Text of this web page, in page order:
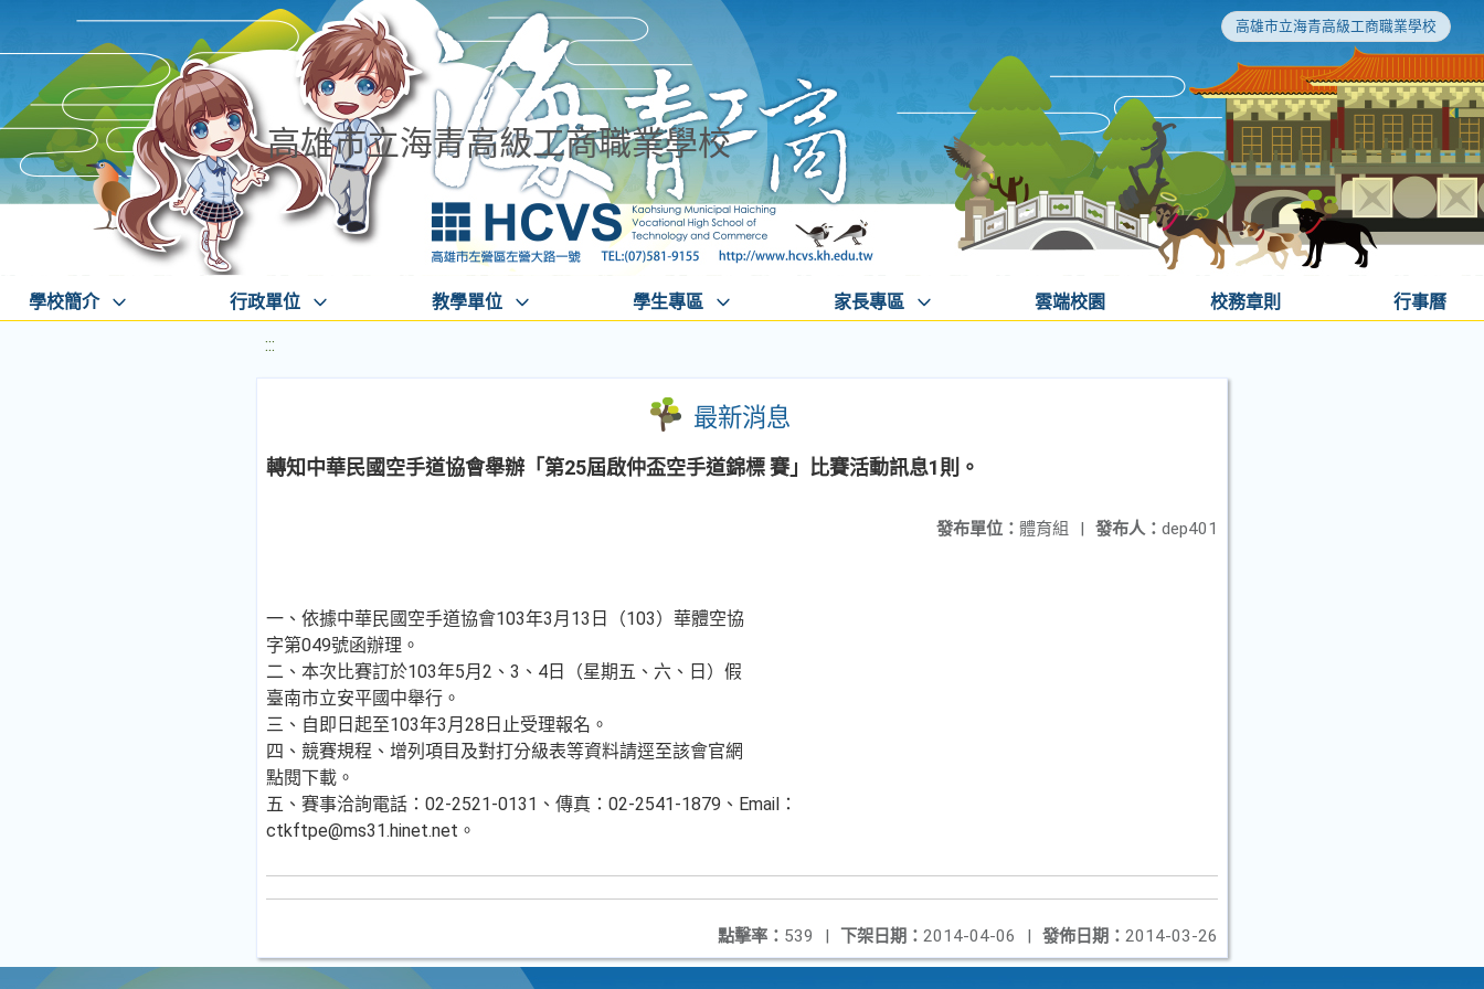
高雄市立海青高級工商職業學校
高雄市立海青高級工商職業學校
學校簡介 行政單位 教學單位 學生專區 家長專區 雲端校園 校務章則 行事曆
:::
最新消息
轉知中華民國空手道協會舉辦「第25屆啟仲盃空手道錦標 賽」比賽活動訊息1則。
發布人： dep401
發布單位： 體育組 |
一、依據中華民國空手道協會103年3月13日（103）華體空協
字第049號函辦理。
二、本次比賽訂於103年5月2、3、4日（星期五、六、日）假
臺南市立安平國中舉行。
三、自即日起至103年3月28日止受理報名。
四、競賽規程、增列項目及對打分級表等資料請逕至該會官網
點閱下載。
五、賽事洽詢電話：02-2521-0131、傳真：02-2541-1879、Email：
ctkftpe@ms31.hinet.net。
發佈日期： 2014-03-26
下架日期： 2014-04-06 |
點擊率： 539 |